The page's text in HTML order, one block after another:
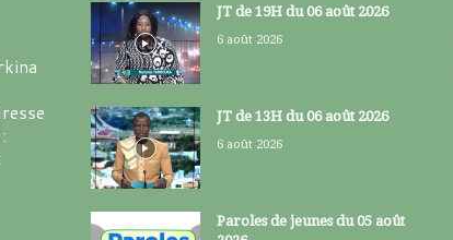
JT de 19H du 06 août 2026
6 août 2026
JT de 13H du 06 août 2026
6 août 2026
Paroles de jeunes du 05 août